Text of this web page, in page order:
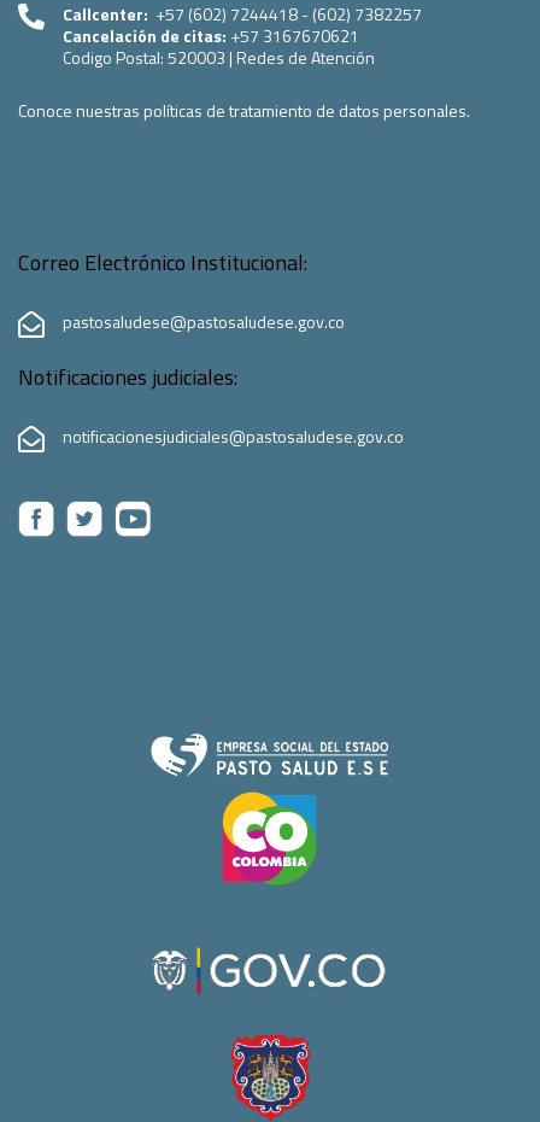
Callcenter: +57 (602) 7244418 - (602) 7382257
Cancelación de citas: +57 3167670621
Codigo Postal:520003 | Redes de Atención
Conoce nuestras políticas de tratamiento de datos personales.
Correo Electrónico Institucional:
pastosaludese@pastosaludese.gov.co
Notificaciones judiciales:
notificacionesjudiciales@pastosaludese.gov.co